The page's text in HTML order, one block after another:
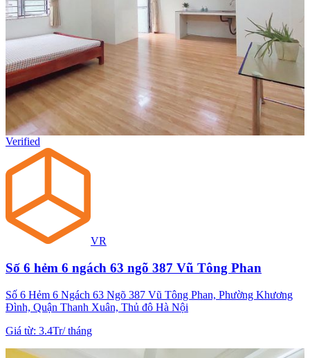
Verified
VR
Số 6 hẻm 6 ngách 63 ngõ 387 Vũ Tông Phan
Số 6 Hẻm 6 Ngách 63 Ngõ 387 Vũ Tông Phan, Phường Khương
Đình, Quận Thanh Xuân, Thủ đô Hà Nội
Giá từ: 3.4Tr/tháng